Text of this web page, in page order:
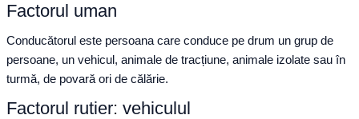
Factorul uman
Conducătorul este persoana care conduce pe drum un grup de
persoane, un vehicul, animale de tracțiune, animale izolate sau în
turmă, de povară ori de călărie.
Factorul rutier: vehiculul